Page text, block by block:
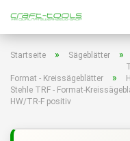
Startseite » Sägeblätter »
Format - Kreissägeblätter »
Stehle TRF - Format-
HW/TR-F positiv